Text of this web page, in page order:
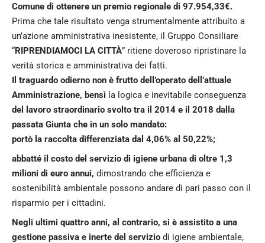
Comune di ottenere un premio regionale di 97.954,33€.
Prima che tale risultato venga strumentalmente attribuito a
un’azione amministrativa inesistente, il Gruppo Consiliare
“RIPRENDIAMOCI LA CITTÀ” ritiene doveroso ripristinare la
verità storica e amministrativa dei fatti.
Il traguardo odierno non è frutto dell’operato dell’attuale
Amministrazione, bensì la logica e inevitabile conseguenza
del lavoro straordinario svolto tra il 2014 e il 2018 dalla
passata Giunta che in un solo mandato:
portò la raccolta differenziata dal 4,06% al 50,22%;
abbatté il costo del servizio di igiene urbana di oltre 1,3
milioni di euro annui, dimostrando che efficienza e
sostenibilità ambientale possono andare di pari passo con il
risparmio per i cittadini.
Negli ultimi quattro anni, al contrario, si è assistito a una
gestione passiva e inerte del servizio di igiene ambientale,